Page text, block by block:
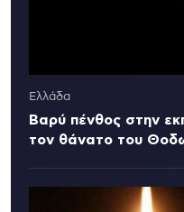
Ελλάδα
Βαρύ πένθος στην
τον θάνατο του